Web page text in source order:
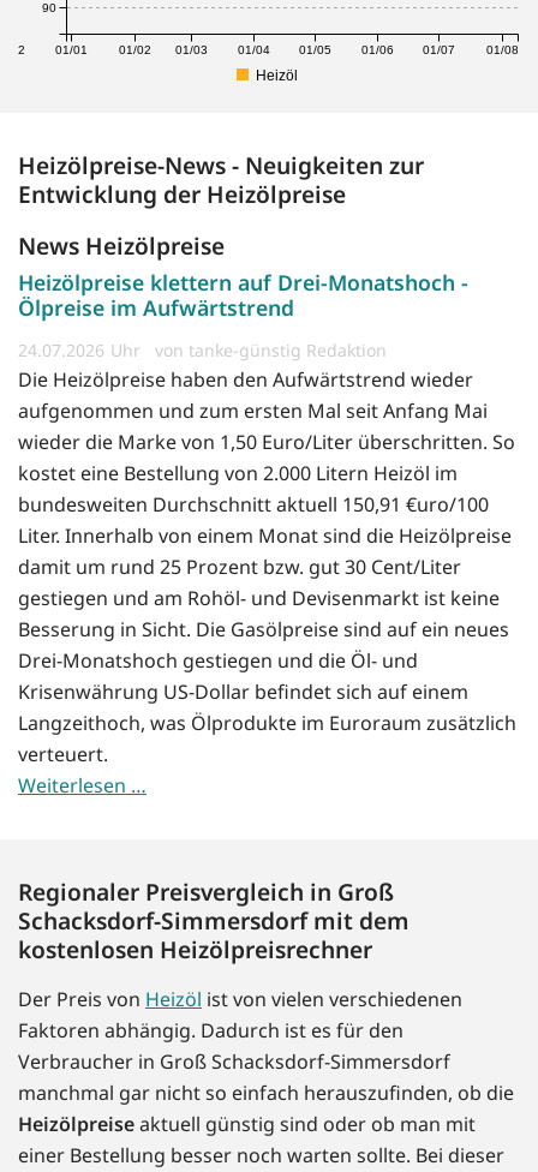
12 01/01 01/02 01/03 01/04 01/05 01/06 01/07 01/08
90
Heizöl
Heizölpreise-News - Neuigkeiten zur
Entwicklung der Heizölpreise
News Heizölpreise
Heizölpreise klettern auf Drei-Monatshoch -
Ölpreise im Aufwärtstrend
24.07.2026 von tanke-günstig Redaktion
Die Heizölpreise haben den Aufwärtstrend wieder
aufgenommen und zum ersten Mal seit Anfang Mai
wieder die Marke von 1,50 Euro/Liter überschritten. So
kostet eine Bestellung von 2.000 Litern Heizöl im
bundesweiten Durchschnitt aktuell 150,91 €uro/100
Liter. Innerhalb von einem Monat sind die Heizölpreise
damit um rund 25 Prozent bzw. gut 30 Cent/Liter
gestiegen und am Rohöl- und Devisenmarkt ist keine
Besserung in Sicht. Die Gasölpreise sind auf ein neues
Drei-Monatshoch gestiegen und die Öl- und
Krisenwährung US-Dollar befindet sich auf einem
Langzeithoch, was Ölprodukte im Euroraum zusätzlich
verteuert.
Weiterlesen …
Regionaler Preisvergleich in Groß
Schacksdorf-Simmersdorf mit dem
kostenlosen Heizölpreisrechner
Der Preis von Heizöl ist von vielen verschiedenen
Faktoren abhängig. Dadurch ist es für den
Verbraucher in Groß Schacksdorf-Simmersdorf
manchmal gar nicht so einfach herauszufinden, ob die
Heizölpreiseaktuell günstig sind oder ob man mit
einer Bestellung besser noch warten sollte. Bei dieser